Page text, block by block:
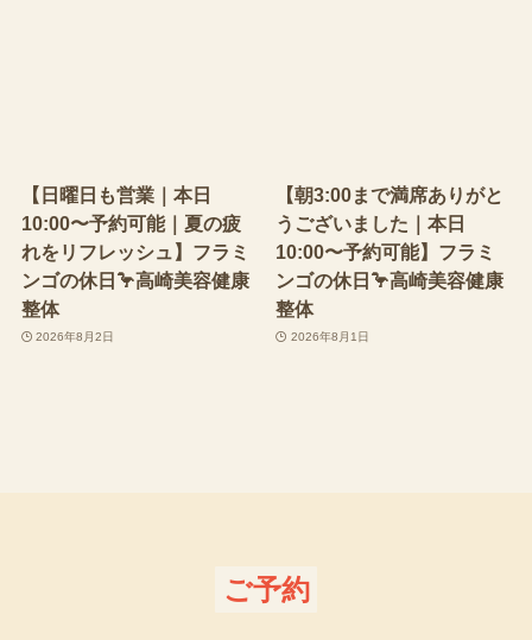
【日曜日も営業｜本日
10:00〜予約可能｜夏の疲
れをリフレッシュ】フラミ
ンゴの休日🦩高崎美容健康
整体
2026年8月2日
【朝3:00まで満席ありがと
うございました｜本日
10:00〜予約可能】フラミ
ンゴの休日🦩高崎美容健康
整体
2026年8月1日
ご予約